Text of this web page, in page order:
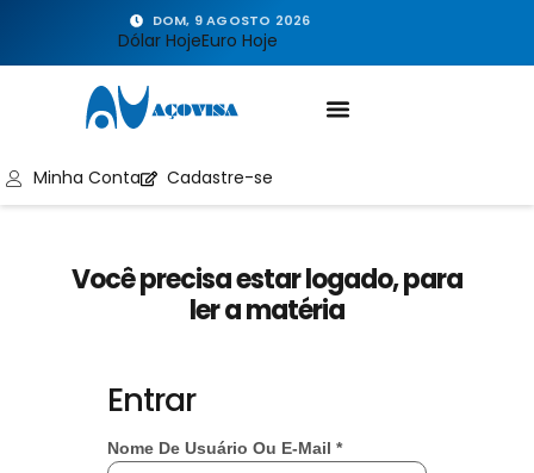
DOM, 9 AGOSTO 2026
Dólar HojeEuro Hoje
Minha Conta Cadastre-se
Você precisa estar logado, para
ler a matéria
Entrar
Nome De Usuário Ou E-Mail *